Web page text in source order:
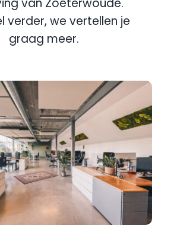
van Zoeterwoude.
verder, we vertellen je
graag meer.